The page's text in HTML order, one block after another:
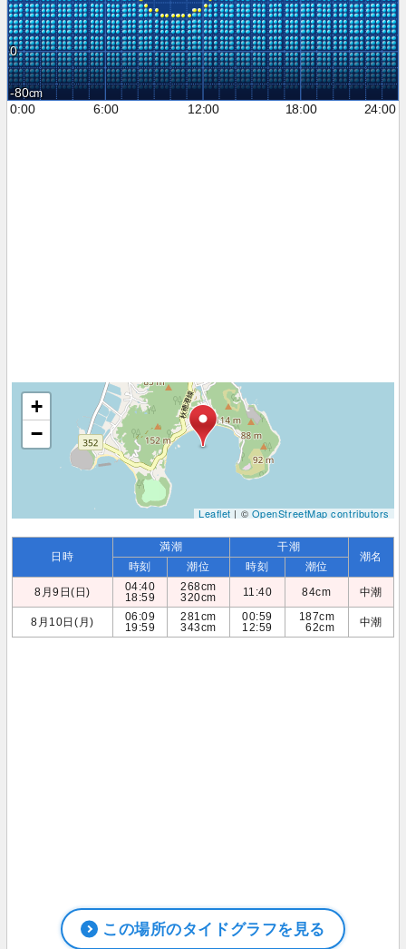
0
-80
0:00
6:00 12:00 18:00 24:00
+
−
Leaflet| ©OpenStreetMap contributors
日時
満潮 干潮
潮名
時刻 潮位 時刻
潮位
8月9日(日)
04:40
18:59
268cm
320cm
11:40 84cm 中潮
8月10日(月)
06:09
19:59
281cm
343cm
00:59
12:59
187cm
62cm
中潮
この場所のタイドグラフを見る